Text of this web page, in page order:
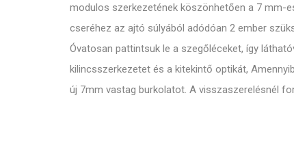
modulos szerkezetének köszönhetően a 7 mm-
cseréhez az ajtó súlyából adódóan 2 ember
Óvatosan pattintsuk le a szegőléceket, így
kilincsszerkezetet és a kitekintő optikát,
új 7mm vastag burkolatot. A visszaszerelésnél